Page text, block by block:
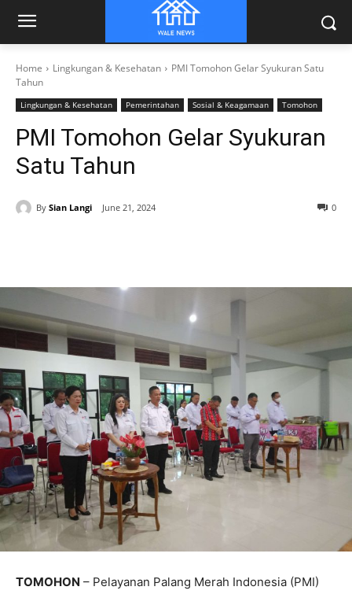
Home Lingkungan & Kesehatan
PMI Tomohon Gelar Syukuran Satu
Tahun
Lingkungan & Kesehatan Pemerintahan Sosial & Keagamaan Tomohon
PMI Tomohon Gelar Syukuran
Satu Tahun
By Sian Langi June 21, 2024 0
TOMOHON – Pelayanan Palang Merah Indonesia (PMI)